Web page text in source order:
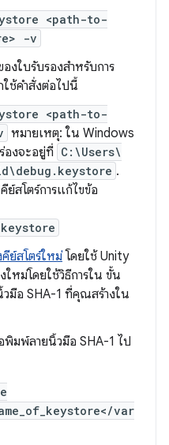
<path-to-
-v
งใบรับรองสำหรับการ
ช้คำสั่งต่อไปนี้
<path-to-
หมายเหตุ: ใน Windows
องจะอยู่ที่ C:\Users\
.
สโตร์การแก้ไขข้อ
คีย์สโตร์ใหม่โดยใช้ Unity
ใหม่โดยใช้วิธีการใน ขั้น
มือ SHA-1 ที่คุณสร้างใน
พิมพ์ลายนิ้วมือ SHA-1 ไป
var